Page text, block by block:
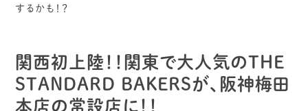
するかも！？
関西初上陸！！関東で大人気のTHE
STANDARD BAKERSが、阪神梅田
本店の常設店に！！